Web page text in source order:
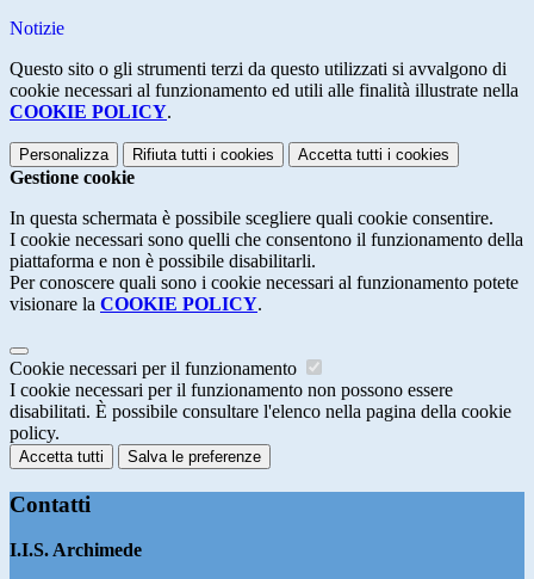
Notizie
Questo sito o gli strumenti terzi da questo utilizzati si avvalgono di
cookie necessari al funzionamento ed utili alle finalità illustrate nella
COOKIE POLICY.
Personalizza Rifiuta tutti i cookies Accetta tutti i cookies
Gestione cookie
In questa schermata è possibile scegliere quali cookie consentire.
I cookie necessari sono quelli che consentono il funzionamento della
piattaforma e non è possibile disabilitarli.
Per conoscere quali sono i cookie necessari al funzionamento potete
visionare la COOKIE POLICY.
Cookie necessari per il funzionamento
I cookie necessari per il funzionamento non possono essere
disabilitati. È possibile consultare l'elenco nella pagina della cookie
policy.
Accetta tutti Salva le preferenze
Contatti
I.I.S. Archimede